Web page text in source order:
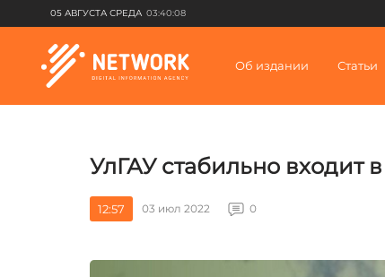
05 АВГУСТА СРЕДА 03:40:08
Об издании Статьи
УлГАУ стабильно входит
12:57 03 июл 2022 0